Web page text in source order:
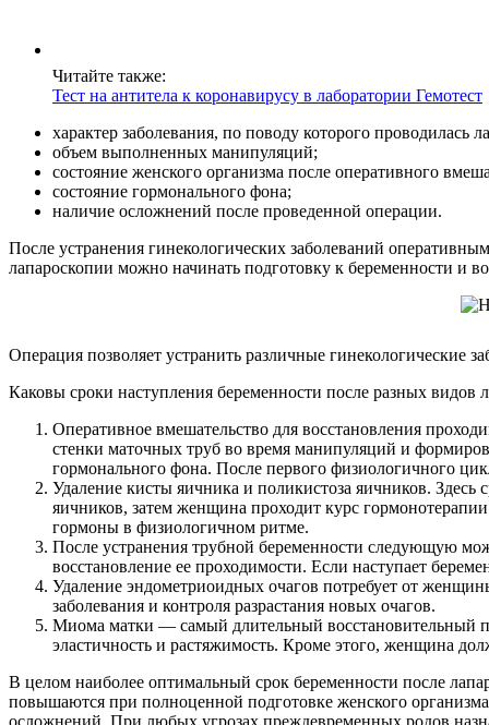
Читайте также:
Тест на антитела к коронавирусу в лаборатории Гемотест
характер заболевания, по поводу которого проводилась
объем выполненных манипуляций;
состояние женского организма после оперативного
состояние гормонального фона;
наличие осложнений после проведенной операции.
После устранения гинекологических заболеваний
лапароскопии можно начинать подготовку к беременности и
Операция позволяет устранить различные гинекологические
Каковы сроки наступления беременности после разных видов
Оперативное вмешательство для восстановления
стенки маточных труб во время манипуляций и
гормонального фона. После первого физиологичного
Удаление кисты яичника и поликистоза яичников. Здесь
яичников, затем женщина проходит курс
гормоны в физиологичном ритме.
После устранения трубной беременности следующую
восстановление ее проходимости. Если наступает
Удаление эндометриоидных очагов потребует от
заболевания и контроля разрастания новых очагов.
Миома матки — самый длительный восстановительный
эластичность и растяжимость. Кроме этого, женщина
В целом наиболее оптимальный срок беременности после
повышаются при полноценной подготовке женского
осложнений. При любых угрозах преждевременных родов